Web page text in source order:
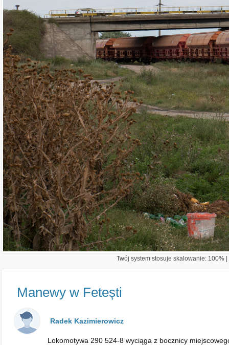
Twój system stosuje skalowanie: 100%
Manewy w Fetești
Radek Kazimierowicz
Lokomotywa 290 524-8 wyciąga z bocznicy